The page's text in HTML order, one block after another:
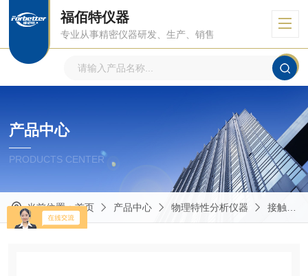
福佰特仪器
专业从事精密仪器研发、生产、销售
产品中心
PRODUCTS CENTER
当前位置：首页 产品中心 物理特性分析仪器 接触角